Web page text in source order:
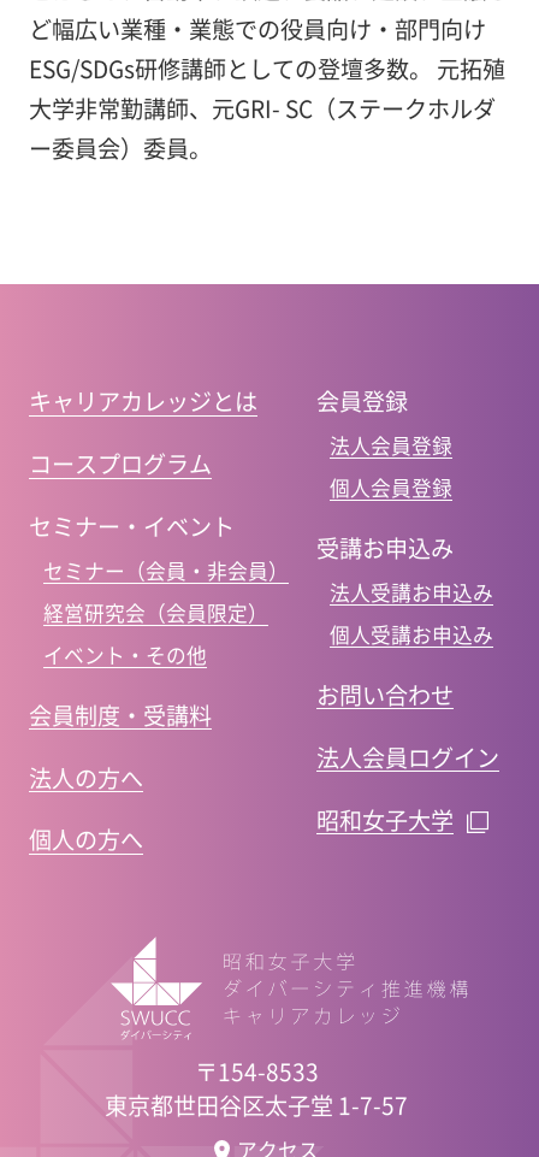
ど幅広い業種・業態での役員向け・部門向け
ESG/SDGs研修講師としての登壇多数。 元拓殖
大学非常勤講師、元GRI- SC（ステークホルダ
ー委員会）委員。
〒154-8533
東京都世田谷区太子堂 1-7-57
アクセス
キャリアカレッジとは
コースプログラム
セミナー・イベント
セミナー（会員・非会員）
経営研究会（会員限定）
イベント・その他
会員制度・受講料
法人の方へ
個人の方へ
会員登録
法人会員登録
個人会員登録
受講お申込み
法人受講お申込み
個人受講お申込み
お問い合わせ
法人会員ログイン
昭和女子大学